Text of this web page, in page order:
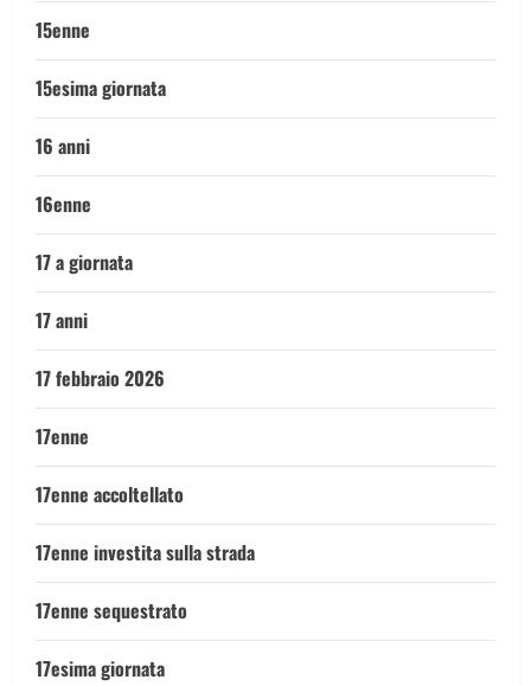
15enne
15esima giornata
16 anni
16enne
17 a giornata
17 anni
17 febbraio 2026
17enne
17enne accoltellato
17enne investita sulla strada
17enne sequestrato
17esima giornata